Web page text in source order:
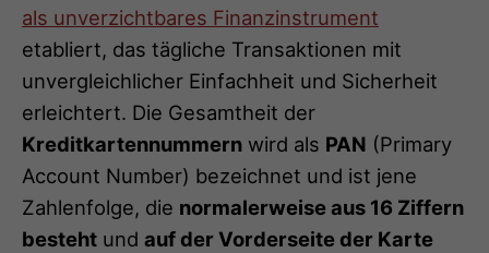
als unverzichtbares Finanzinstrument
etabliert, das tägliche Transaktionen mit
unvergleichlicher Einfachheit und Sicherheit
erleichtert. Die Gesamtheit der
Kreditkartennummern wird als PAN (Primary
Account Number) bezeichnet und ist jene
Zahlenfolge, die normalerweise aus 16 Ziffern
besteht und auf der Vorderseite der Karte